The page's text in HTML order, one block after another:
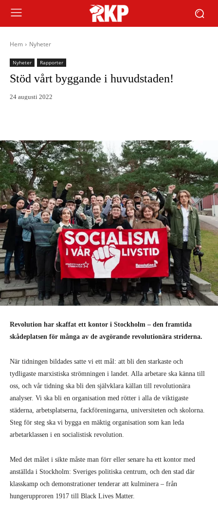
Hem Nyheter
Nyheter Rapporter
Stöd vårt byggande i huvudstaden!
24 augusti 2022
Revolution har skaffat ett kontor i Stockholm – den framtida
skådeplatsen för många av de avgörande revolutionära striderna.
När tidningen bildades satte vi ett mål: att bli den starkaste och
tydligaste marxistiska strömningen i landet. Alla arbetare ska känna till
oss, och vår tidning ska bli den självklara källan till revolutionära
analyser. Vi ska bli en organisation med rötter i alla de viktigaste
städerna, arbetsplatserna, fackföreningarna, universiteten och skolorna.
Steg för steg ska vi bygga en mäktig organisation som kan leda
arbetarklassen i en socialistisk revolution.
Med det målet i sikte måste man förr eller senare ha ett kontor med
anställda i Stockholm: Sveriges politiska centrum, och den stad där
klasskamp och demonstrationer tenderar att kulminera – från
hungerupproren 1917 till Black Lives Matter.